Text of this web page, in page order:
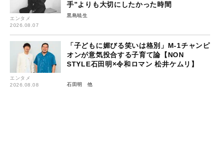
エンタメ
2026.08.07
手”よりも大切にしたかった時間
黒島暁生
エンタメ
2026.08.08
「子どもに媚びる笑いは格別」M-1チャンピ
オンが意気投合する子育て論【NON
STYLE石田明×令和ロマン 松井ケムリ】
石田明